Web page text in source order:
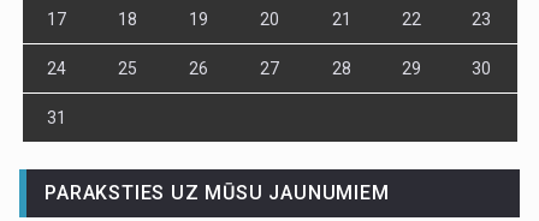
17 18 19 20 21 22 23
24 25 26 27 28 29 30
31
PARAKSTIES UZ MŪSU JAUNUMIEM